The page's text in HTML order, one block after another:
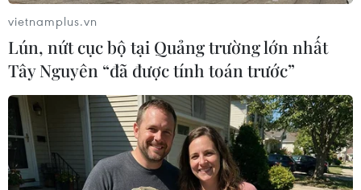
Nam Tô Lâm và Phu nhân cùng Đoàn Đại biểu
Cấp cao Việt Nam tới Indonesia đã đạt được
nhiều kết quả quan trọng.
Giáo sư Tiến sỹ, Cố vấn chính sách cấp cao, Viện
nghiên cứu và đào tạo Synergy Policies, nhận
định quan hệ giữa hai nước là mối quan hệ
truyền cảm hứng từ tầm cao mới.
vietnamplus.vn
Lún, nứt cục bộ tại Quảng trường lớn nhất
Tây Nguyên “đã được tính toán trước”